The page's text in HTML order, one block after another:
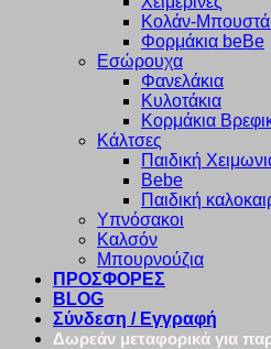
Κολάν-
Φορμάκια beBe
Εσώρουχα
Φανελάκια
Κυλοτάκια
Κορμάκια
Κάλτσες
Παιδική
Bebe
Παιδική
Υπνόσακοι
Καλσόν
Μπουρνούζια
ΠΡΟΣΦΟΡΕΣ
BLOG
Σύνδεση / Εγγραφή
Δωρεάν μεταφορικά για